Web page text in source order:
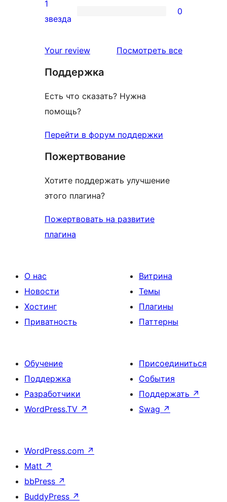
звездный
0
звездный
1
звезда
0
Your review Посмотреть всеотзывы
Поддержка
Есть что сказать? Нужна
помощь?
Перейти в форум поддержки
Пожертвование
Хотите поддержать улучшение
этого плагина?
Пожертвовать на развитие
плагина
О нас
Новости
Хостинг
Приватность
Витрина
Темы
Плагины
Паттерны
Обучение
Поддержка
Разработчики
WordPress.TV ↗
Присоединиться
События
Поддержать ↗
Swag ↗
WordPress.com ↗
Matt ↗
bbPress ↗
BuddyPress ↗